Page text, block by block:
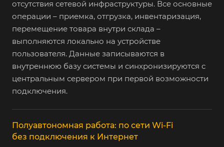
отсутствия сетевой инфраструктуры. Все основные
операции – приемка, отгрузка, инвентаризация,
перемещение товара внутри склада –
выполняются локально на устройстве
пользователя. Данные записываются в
внутреннюю базу системы и синхронизируются с
центральным сервером при первой возможности
подключения.
Полуавтономная работа: по сети Wi-Fi
без подключения к Интернет